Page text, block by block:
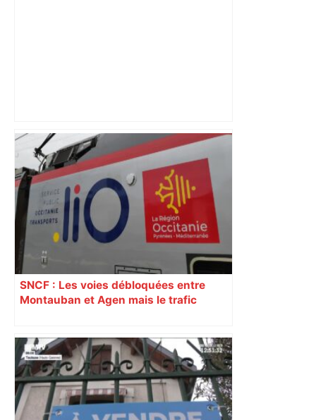
Au cœur du quotidien d'une infirmière
du CHU de Toulouse – Sud Radio
SNCF : Les voies débloquées entre
Montauban et Agen mais le trafic